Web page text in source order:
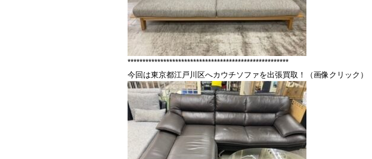
******************************************************
今回は東京都江戸川区へカウチソファを出張買取！（画像クリック）